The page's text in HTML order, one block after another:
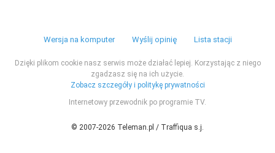
Wersja na komputer Wyślij opinię Lista stacji
Dzięki plikom cookie nasz serwis może działać lepiej. Korzystając z niego
zgadzasz się na ich użycie.
Zobacz szczegóły i politykę prywatności
Internetowy przewodnik po programie TV.
© 2007-2026 Teleman.pl / Traffiqua s.j.